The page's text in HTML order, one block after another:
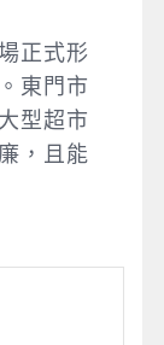
正式形
東門市
型超市
，且能